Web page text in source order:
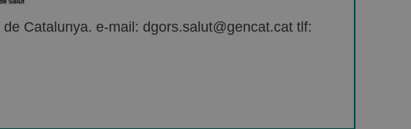
Catalunya. e-mail: dgors.salut@gencat.cat tlf: